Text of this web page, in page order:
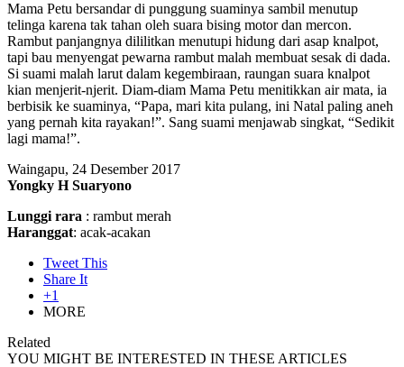
Mama Petu bersandar di punggung suaminya sambil menutup
telinga karena tak tahan oleh suara bising motor dan mercon.
Rambut panjangnya dililitkan menutupi hidung dari asap knalpot,
tapi bau menyengat pewarna rambut malah membuat sesak di dada.
Si suami malah larut dalam kegembiraan, raungan suara knalpot
kian menjerit-njerit. Diam-diam Mama Petu menitikkan air mata, ia
berbisik ke suaminya, “Papa, mari kita pulang, ini Natal paling aneh
yang pernah kita rayakan!”. Sang suami menjawab singkat, “Sedikit
lagi mama!”.
Waingapu, 24 Desember 2017
Yongky H Suaryono
Lunggi rara : rambut merah
Haranggat: acak-acakan
Tweet This
Share It
+1
MORE
Related
YOU MIGHT BE INTERESTED IN THESE ARTICLES